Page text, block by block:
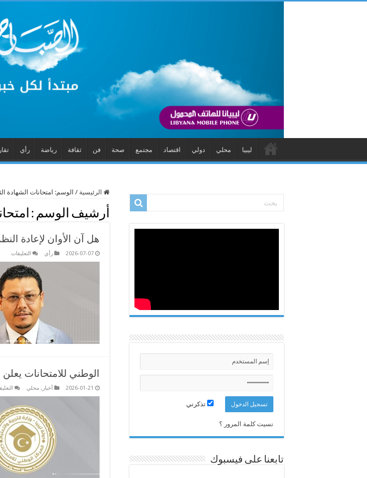
ليبيا محلي دولي اقتصاد مجتمع صحة فن ثقافة رياضة رأي
الرئيسية / الوسم: امتحانات الشهادة
أرشيف الوسم :
هل آن الأوان لإعادة
2026-07-07 رأي التعليقات
آن
الأوان
لإعادة
في
مغلقة
الوطني للامتحانات يعلن
2026-01-21 أخبار , محلي
تذكرني
نسيت كلمة المرور ؟
تابعنا على فيسبوك